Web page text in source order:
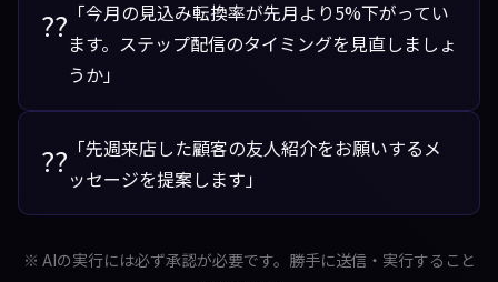
?? 「今月の見込み転換率が先月より5%下がってい
ます。ステップ配信のタイミングを見直しましょ
うか」
?? 「先週来店した顧客の友人紹介をお願いするメ
ッセージを提案します」
※ AIの実行には必ず承認が必要です。勝手に送信・実行すること